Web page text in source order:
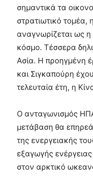
σημαντικά τα
στρατιωτικό τομέα,
αναγνωρίζεται ως
κόσμο. Τέσσερα
Ασία. Η προηγμένη
και Σιγκαπούρη
τελευταία έτη, η
Ο ανταγωνισμός
μετάβαση θα
της ενεργειακής
εξαγωγής
στον αρκτικό